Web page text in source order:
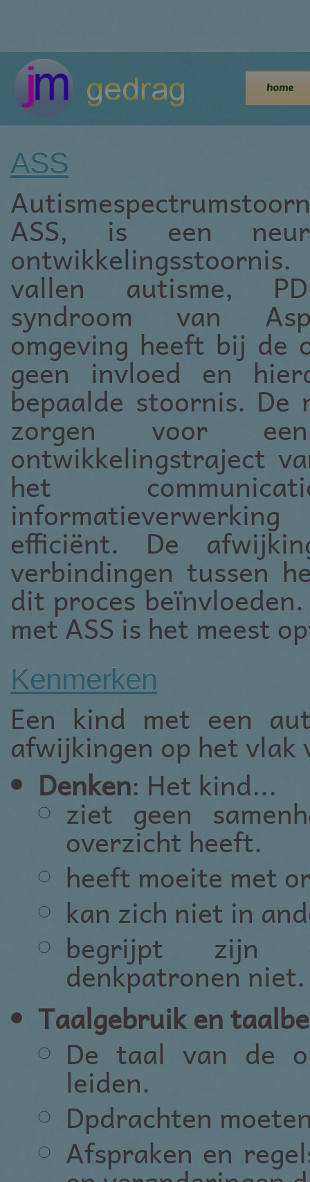
home
ASS
ASS, is een
ontwikkelingsstoornis.
vallen autisme,
syndroom van
omgeving heeft bij de
geen invloed en
bepaalde stoornis. De
zorgen voor
ontwikkelingstraject
het
efficiënt. De
verbindingen tussen
dit proces
met ASS is het meest
Kenmerken
Een kind met een
afwijkingen op het vlak
Denken: Het kind...
ziet geen
overzicht heeft.
heeft moeite met
kan zich niet in
begrijpt zijn
denkpatronen niet.
Taalgebruik en
De taal van de
leiden.
Dpdrachten
Afspraken en